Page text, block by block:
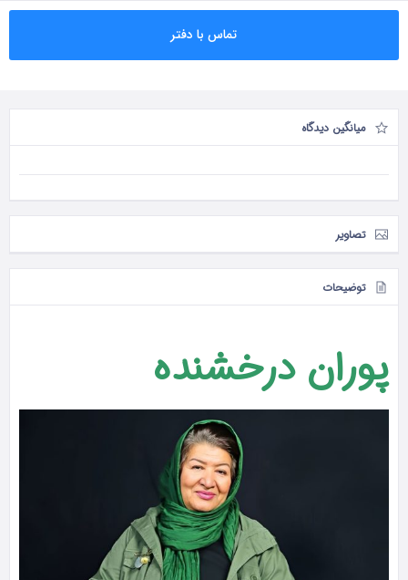
تماس با دفتر
میانگین دیدگاه
تصاویر
توضیحات
پوران درخشنده